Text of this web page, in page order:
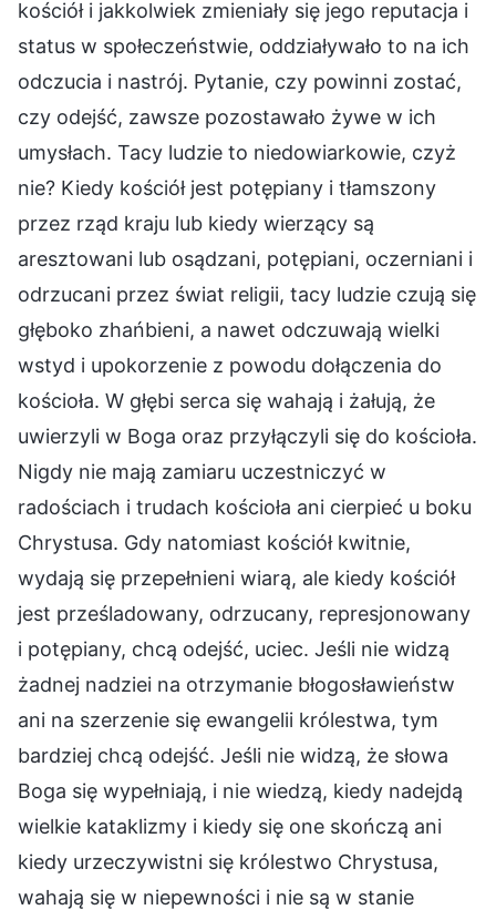
kościół i jakkolwiek zmieniały się jego reputacja i
status w społeczeństwie, oddziaływało to na ich
odczucia i nastrój. Pytanie, czy powinni zostać,
czy odejść, zawsze pozostawało żywe w ich
umysłach. Tacy ludzie to niedowiarkowie, czyż
nie? Kiedy kościół jest potępiany i tłamszony
przez rząd kraju lub kiedy wierzący są
aresztowani lub osądzani, potępiani, oczerniani i
odrzucani przez świat religii, tacy ludzie czują się
głęboko zhańbieni, a nawet odczuwają wielki
wstyd i upokorzenie z powodu dołączenia do
kościoła. W głębi serca się wahają i żałują, że
uwierzyli w Boga oraz przyłączyli się do kościoła.
Nigdy nie mają zamiaru uczestniczyć w
radościach i trudach kościoła ani cierpieć u boku
Chrystusa. Gdy natomiast kościół kwitnie,
wydają się przepełnieni wiarą, ale kiedy kościół
jest prześladowany, odrzucany, represjonowany
i potępiany, chcą odejść, uciec. Jeśli nie widzą
żadnej nadziei na otrzymanie błogosławieństw
ani na szerzenie się ewangelii królestwa, tym
bardziej chcą odejść. Jeśli nie widzą, że słowa
Boga się wypełniają, i nie wiedzą, kiedy nadejdą
wielkie kataklizmy i kiedy się one skończą ani
kiedy urzeczywistni się królestwo Chrystusa,
wahają się w niepewności i nie są w stanie